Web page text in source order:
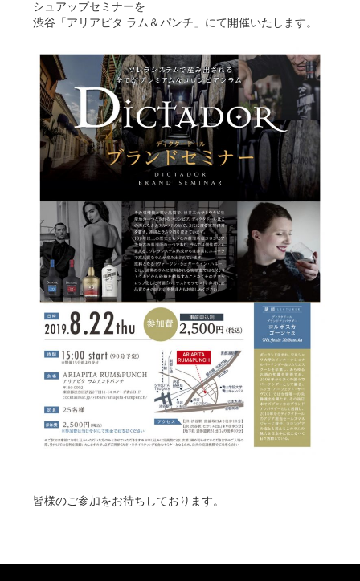
シュアップセミナーを
渋谷「アリアピタ ラム＆パンチ」にて開催いたします。
皆様のご参加をお待ちしております。